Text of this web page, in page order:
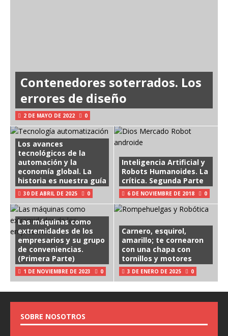
Contenedores soterrados. Los
errores de diseño
2 DE MAYO DE 2022 0
Los avances
tecnológicos de la
automación y la
economía global. La
historia es nuestra guía
30 DE ABRIL DE 2025 0
Inteligencia Artificial y
Robots Humanoides. La
crítica. Segunda Parte
6 DE NOVIEMBRE DE 2018 0
Las máquinas como
extremidades de los
empresarios y su grupo
de conveniencias.
(Primera Parte)
1 DE NOVIEMBRE DE 2023 0
Carnero, esquirol,
amarillo; te cornearon
con una chapa con
tornillos y motores
3 DE ENERO DE 2025 0
SOBRE NOSOTROS